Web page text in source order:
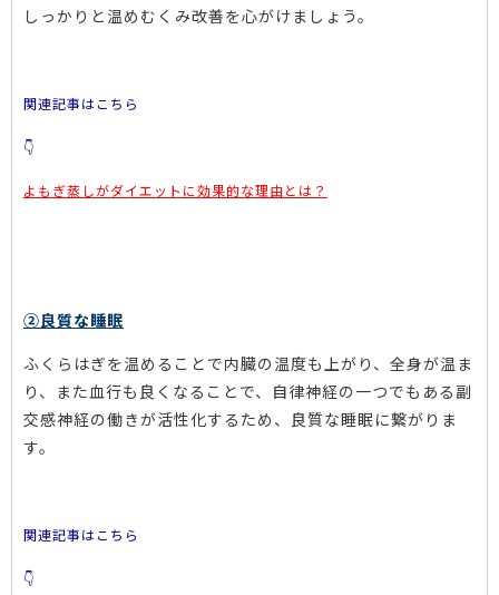
しっかりと温めむくみ改善を心がけましょう。
関連記事はこちら
👇
よもぎ蒸しがダイエットに効果的な理由とは？
②良質な睡眠
ふくらはぎを温めることで内臓の温度も上がり、全身が温ま
り、また血行も良くなることで、自律神経の一つでもある副
交感神経の働きが活性化するため、良質な睡眠に繋がりま
す。
関連記事はこちら
👇